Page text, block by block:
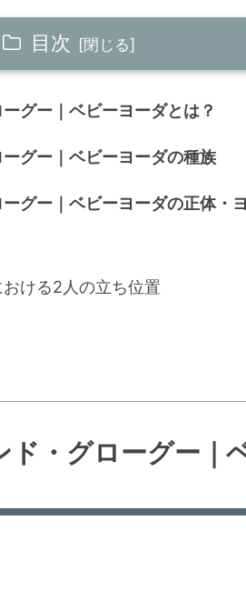
目次
グー｜ベビーヨーダとは？
グー｜ベビーヨーダの種族
グー｜ベビーヨーダの正体・
ける2人の立ち位置
・グローグー｜